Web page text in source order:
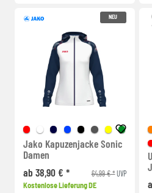
NEU
Jako Kapuzenjacke Sonic
Damen
ab 38,90 € *
64,99 € *UVP
Kostenlose Lieferung DE